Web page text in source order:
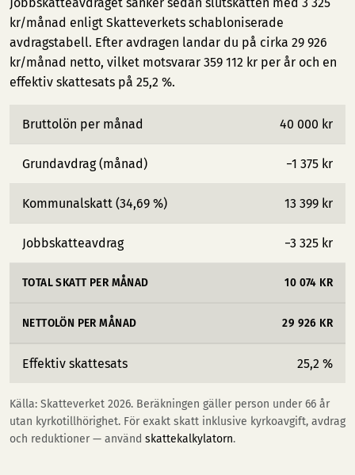
kr/månad enligt Skatteverkets schabloniserade
avdragstabell. Efter avdragen landar du på cirka 29 926
kr/månad netto, vilket motsvarar 359 112 kr per år och en
effektiv skattesats på 25,2 %.
Bruttolön per månad 40 000 kr
Grundavdrag (månad) −1 375 kr
Kommunalskatt (34,69 %) 13 399 kr
Jobbskatteavdrag −3 325 kr
TOTAL SKATT PER MÅNAD 10 074 KR
NETTOLÖN PER MÅNAD 29 926 KR
Effektiv skattesats 25,2 %
Källa: Skatteverket 2026. Beräkningen gäller person under 66 år
utan kyrkotillhörighet. För exakt skatt inklusive kyrkoavgift, avdrag
och reduktioner — använd skattekalkylatorn.